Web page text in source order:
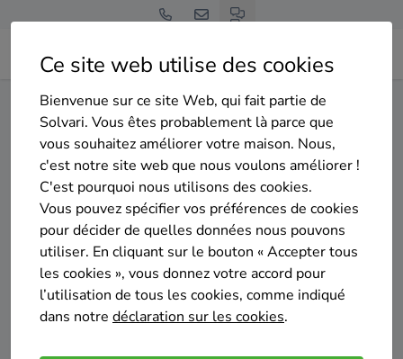
Ce site web utilise des cookies
Bienvenue sur ce site Web, qui fait partie de
Solvari. Vous êtes probablement là parce que
vous souhaitez améliorer votre maison. Nous,
c'est notre site web que nous voulons améliorer !
C'est pourquoi nous utilisons des cookies.
Vous pouvez spécifier vos préférences de cookies
pour décider de quelles données nous pouvons
utiliser. En cliquant sur le bouton « Accepter tous
les cookies », vous donnez votre accord pour
l’utilisation de tous les cookies, comme indiqué
dans notre déclaration sur les cookies.
Home Isolation des murs creux
Brabant wallon
Braine-le-Château
Gratuit et sans engagement
Top 20 des entreprises
d'isolation des murs creux à
Braine-le-Château